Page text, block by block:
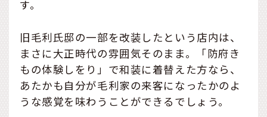
す。
旧毛利氏邸の一部を改装したという店内は、
まさに大正時代の雰囲気そのまま。「防府き
もの体験しをり」で和装に着替えた方なら、
あたかも自分が毛利家の来客になったかのよ
うな感覚を味わうことができるでしょう。